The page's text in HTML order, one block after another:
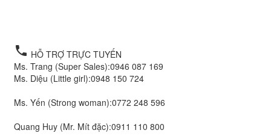
local_phone HỖ TRỢ TRỰC TUYẾN
Ms. Trang (Super Sales):0946 087 169
Ms. Diệu (Little girl):0948 150 724
Ms. Yến (Strong woman):0772 248 596
Quang Huy (Mr. Mít đặc):0911 110 800